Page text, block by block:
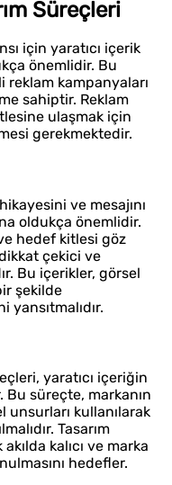
Süreçleri
için yaratıcı içerik
önemlidir. Bu
kampanyaları
sahiptir. Reklam
ulaşmak için
gerekmektedir.
ve mesajını
oldukça önemlidir.
hedef kitlesi göz
çekici ve
Bu içerikler, görsel
şekilde
yansıtmalıdır.
yaratıcı içeriğin
Bu süreçte, markanın
unsurları kullanılarak
Tasarım
kalıcı ve marka
hedefler.